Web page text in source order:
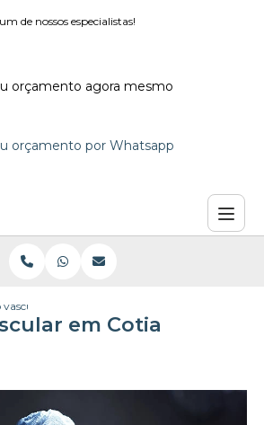
de nossos especialistas!
orçamento agora mesmo
orçamento por Whatsapp
cotia
em Cotia